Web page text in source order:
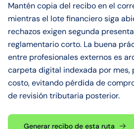
Mantén copia del recibo en el
mientras el lote financiero siga
rechazos exigen segunda
reglamentario corto. La buena
entre profesionales externos es
carpeta digital indexada por mes,
costo, evitando pérdida de
de revisión tributaria posterior.
Generar recibo de esta ruta